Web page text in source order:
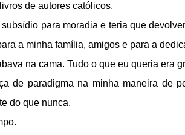
de autores católicos.
para moradia e teria que
a minha família, amigos e para a
na cama. Tudo o que eu queria era
de paradigma na minha maneira de
do que nunca.